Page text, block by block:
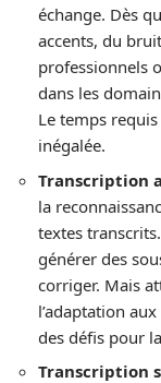
échange. Dès
accents, du
professionnels
dans les
Le temps
inégalée.
Transcription
la
textes
générer des
corriger. Mais
l’adaptation
des défis pour
Transcription